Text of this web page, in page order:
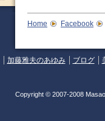
Home Facebook
加藤雅夫のあゆみ ブログ
Copyright © 2007-2008